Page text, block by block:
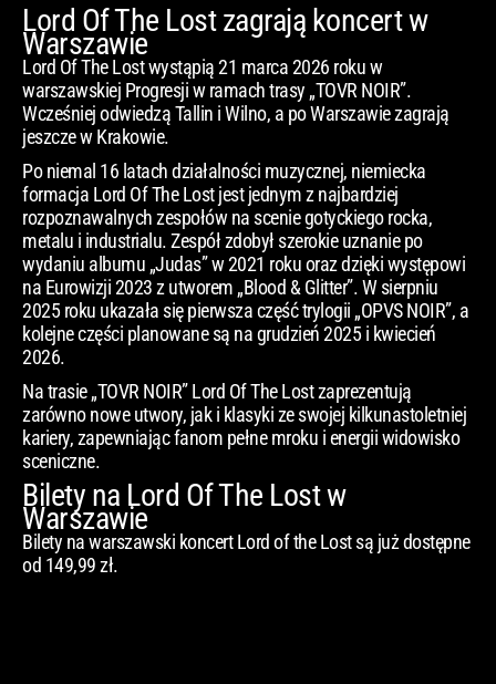
Lord Of The Lost zagrają koncert w
Warszawie
Lord Of The Lost wystąpią 21 marca 2026 roku w
warszawskiej Progresji w ramach trasy „TOVR NOIR”.
Wcześniej odwiedzą Tallin i Wilno, a po Warszawie zagrają
jeszcze w Krakowie.
Po niemal 16 latach działalności muzycznej, niemiecka
formacja Lord Of The Lost jest jednym z najbardziej
rozpoznawalnych zespołów na scenie gotyckiego rocka,
metalu i industrialu. Zespół zdobył szerokie uznanie po
wydaniu albumu „Judas” w 2021 roku oraz dzięki występowi
na Eurowizji 2023 z utworem „Blood & Glitter”. W sierpniu
2025 roku ukazała się pierwsza część trylogii „OPVS NOIR”, a
kolejne części planowane są na grudzień 2025 i kwiecień
2026.
Na trasie „TOVR NOIR” Lord Of The Lost zaprezentują
zarówno nowe utwory, jak i klasyki ze swojej kilkunastoletniej
kariery, zapewniając fanom pełne mroku i energii widowisko
sceniczne.
Bilety na Lord Of The Lost w
Warszawie
Bilety na warszawski koncert Lord of the Lost są już dostępne
od 149,99 zł.